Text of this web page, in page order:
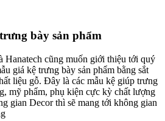
bày sản phẩm
Hanatech cũng muốn giới thiệu tới quý
giá kệ trưng bày sản phẩm bằng sắt
liệu gỗ. Đây là các mẫu kệ giúp trưng
mỹ phẩm, phụ kiện cực kỳ chất lượng
gian Decor thì sẽ mang tới không gian